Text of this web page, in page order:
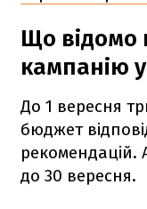
Що відомо
кампанію
До 1 вересня
бюджет
рекомендацій.
до 30 вересня.